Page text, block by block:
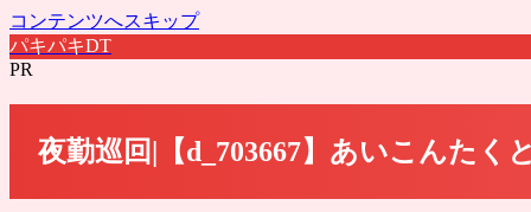
コンテンツへスキップ
パキパキDT
PR
夜勤巡回|【d_703667】あいこんたく